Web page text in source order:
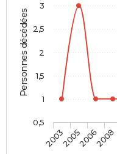
Personnes décédées
2003200520062008
0,5
1
1,5
2
2,5
3